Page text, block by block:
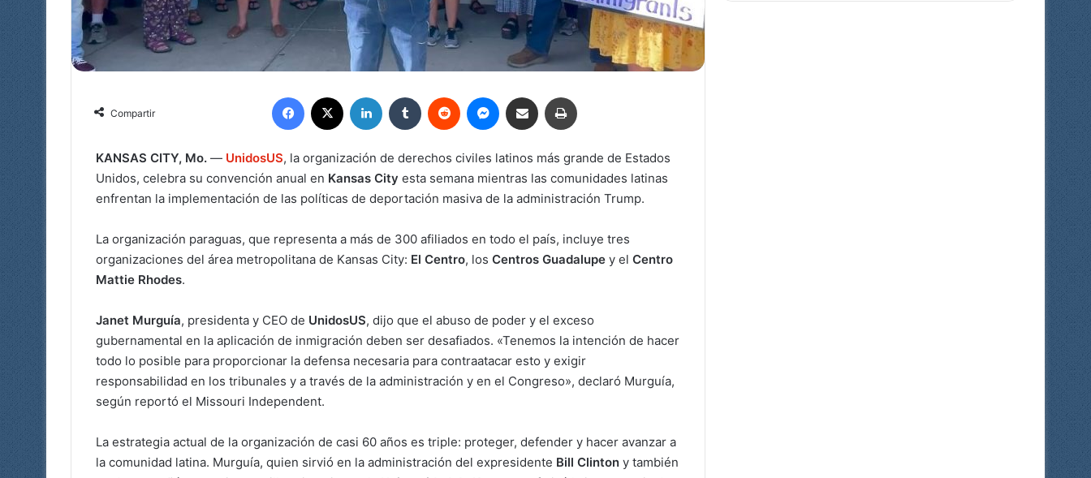
Compartir
Facebook LinkedIn Tumblr Reddit MessengerCompartir por correo electrónico
KANSAS CITY, Mo. — UnidosUS, la organización de derechos civiles latinos más grande de Estados
Unidos, celebra su convención anual en Kansas City esta semana mientras las comunidades latinas
enfrentan la implementación de las políticas de deportación masiva de la administración Trump.
La organización paraguas, que representa a más de 300 afiliados en todo el país, incluye tres
organizaciones del área metropolitana de Kansas City: El Centro, los Centros Guadalupe y el Centro
Mattie Rhodes.
Janet Murguía, presidenta y CEO de UnidosUS, dijo que el abuso de poder y el exceso
gubernamental en la aplicación de inmigración deben ser desafiados. «Tenemos la intención de hacer
todo lo posible para proporcionar la defensa necesaria para contraatacar esto y exigir
responsabilidad en los tribunales y a través de la administración y en el Congreso», declaró Murguía,
según reportó el Missouri Independent.
La estrategia actual de la organización de casi 60 años es triple: proteger, defender y hacer avanzar a
la comunidad latina. Murguía, quien sirvió en la administración del expresidente Bill Clinton y también